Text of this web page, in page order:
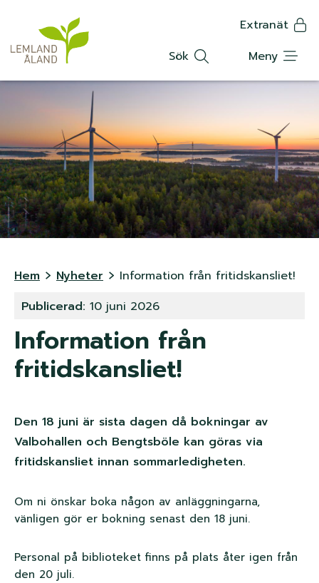
huvudinnehåll
a
p
p
m
e
n
Extranät
Sök
Meny
L
ä
n
k
t
i
Hem Nyheter
Information från fritidskansliet!
Publicerad: 10 juni 2026
Information från
fritidskansliet!
Den 18 juni är sista dagen då bokningar av
Valbohallen och Bengtsböle kan göras via
fritidskansliet innan sommarledigheten.
Om ni önskar boka någon av anläggningarna,
vänligen gör er bokning senast den 18 juni.
Personal på biblioteket finns på plats åter igen från
den 20 juli.